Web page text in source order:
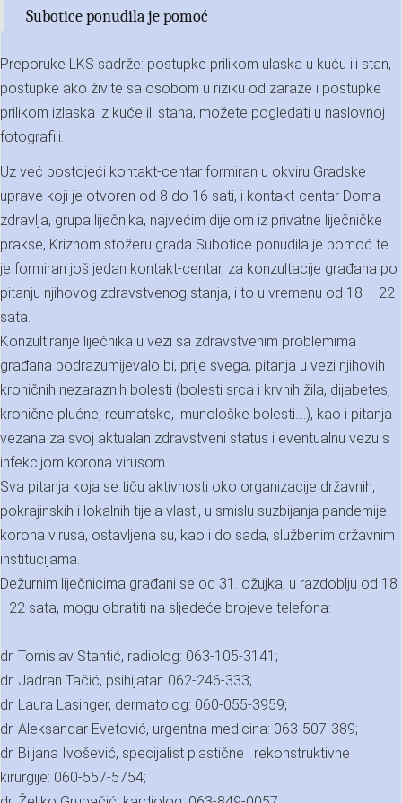
Subotice ponudila je pomoć
Preporuke LKS sadrže: postupke prilikom ulaska u kuću ili stan,
postupke ako živite sa osobom u riziku od zaraze i postupke
prilikom izlaska iz kuće ili stana, možete pogledati u naslovnoj
fotografiji.
Uz već postojeći kontakt-centar formiran u okviru Gradske
uprave koji je otvoren od 8 do 16 sati, i kontakt-centar Doma
zdravlja, grupa liječnika, najvećim dijelom iz privatne liječničke
prakse, Kriznom stožeru grada Subotice ponudila je pomoć te
je formiran još jedan kontakt-centar, za konzultacije građana po
pitanju njihovog zdravstvenog stanja, i to u vremenu od 18 – 22
sata.
Konzultiranje liječnika u vezi sa zdravstvenim problemima
građana podrazumijevalo bi, prije svega, pitanja u vezi njihovih
kroničnih nezaraznih bolesti (bolesti srca i krvnih žila, dijabetes,
kronične plućne, reumatske, imunološke bolesti....), kao i pitanja
vezana za svoj aktualan zdravstveni status i eventualnu vezu s
infekcijom korona virusom.
Sva pitanja koja se tiču aktivnosti oko organizacije državnih,
pokrajinskih i lokalnih tijela vlasti, u smislu suzbijanja pandemije
korona virusa, ostavljena su, kao i do sada, službenim državnim
institucijama.
Dežurnim liječnicima građani se od 31. ožujka, u razdoblju od 18
–22 sata, mogu obratiti na sljedeće brojeve telefona:
dr. Tomislav Stantić, radiolog: 063-105-3141;
dr. Jadran Tačić, psihijatar: 062-246-333;
dr. Laura Lasinger, dermatolog: 060-055-3959;
dr. Aleksandar Evetović, urgentna medicina: 063-507-389;
dr. Biljana Ivošević, specijalist plastične i rekonstruktivne
kirurgije: 060-557-5754;